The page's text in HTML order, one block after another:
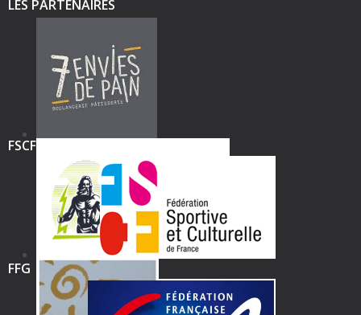
LES PARTENAIRES
FSCF
FFG